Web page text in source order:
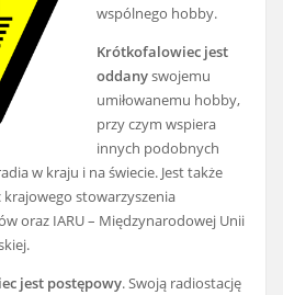
wspólnego hobby.
Krótkofalowiec jest
oddanyswojemu
umiłowanemu hobby,
przy czym wspiera
innych podobnych
w kraju i na świecie. Jest także
stowarzyszenia
oraz IARU – Międzynarodowej Unii
jest postępowy. Swoją radiostację